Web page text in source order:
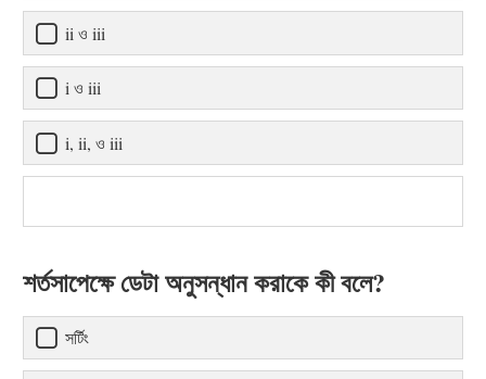
ii ও iii
i ও iii
i, ii, ও iii
শর্তসাপেক্ষে ডেটা অনুসন্ধান করাকে কী বলে?
সর্টিং